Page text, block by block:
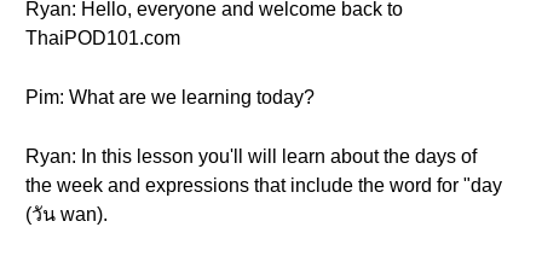
Ryan: Hello, everyone and welcome back to
ThaiPOD101.com
Pim: What are we learning today?
Ryan: In this lesson you'll will learn about the days of
the week and expressions that include the word for "day
(วัน wan).